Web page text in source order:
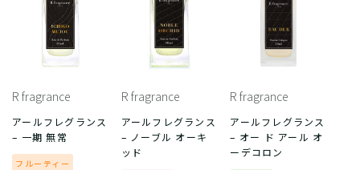
R fragrance
アールフレグランス
– 一期 無常
フルーティー
R fragrance
アールフレグランス
– ノーブル オーキ
ッド
R fragrance
アールフレグランス
– オー ド アール オ
ーデコロン